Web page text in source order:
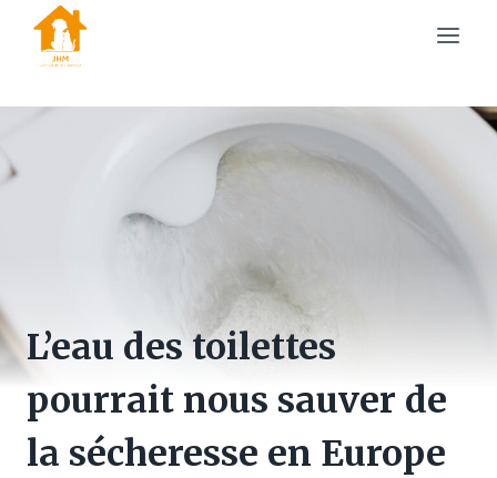
content
L’eau des toilettes
pourrait nous sauver de
la sécheresse en Europe